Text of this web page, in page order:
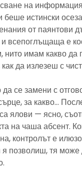
на
беше истински
от паянтови
всепоглъщаща е
имам какво да
да излезеш с
се замени с
за какво…
ялови — ясно,
на чаша абсент.
контролът е
позволиш, тя може